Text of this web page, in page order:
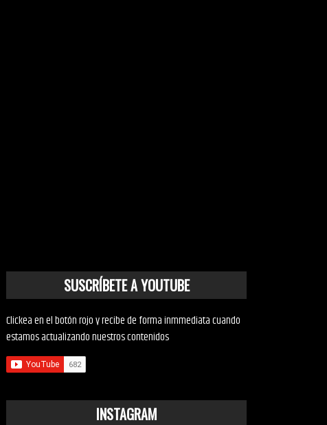
SUSCRÍBETE A YOUTUBE
Clickea en el botón rojo y recibe de forma inmmediata cuando
estamos actualizando nuestros contenidos
INSTAGRAM